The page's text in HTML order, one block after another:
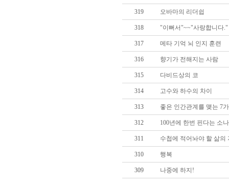
319 오바마의 리더쉽
318 "이뻐서"~~"사랑합니다."
317 메타 기억 뇌 인지 훈련
316 향기가 전해지는 사람
315 다비드상의 코
314 고수와 하수의 차이
313 좋은 인간관계를 맺는 7
312 100년에 한번 핀다는 소
311 수첩에 적어놔야 할 삶의
310 행복
309 나중에 하지!